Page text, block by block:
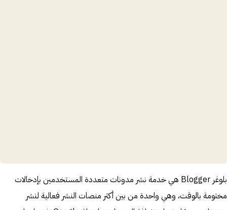
بلوغر Blogger هي خدمة نشر مدونات متعددة المستخدمين بإدخالات
مختومة بالوقت، وهي واحدة من بين أكثر منصات النشر فعالية لنشر